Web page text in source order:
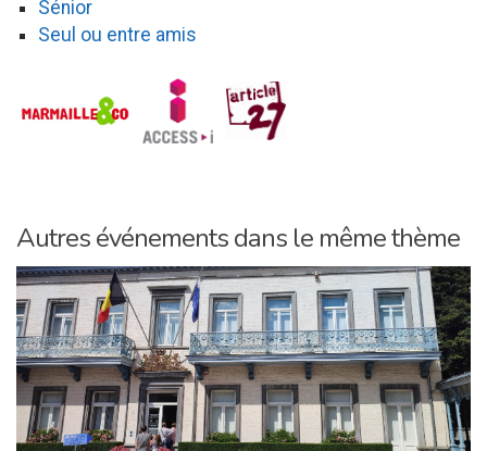
Sénior
Seul ou entre amis
Autres événements dans le même thème